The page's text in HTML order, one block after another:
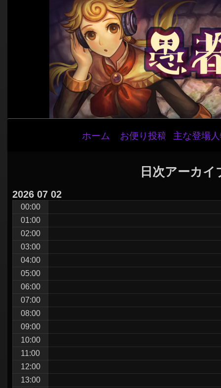
ゲ
ホーム お便り投稿 主な登場
日次アーカイ
2026 07 02
00:00
01:00
02:00
03:00
04:00
05:00
06:00
07:00
08:00
09:00
10:00
11:00
12:00
13:00